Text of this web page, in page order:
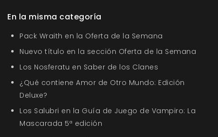
En la misma categoría
Pack Wraith en la Oferta de la Semana
Nuevo título en la sección Oferta de la Semana
Los Nosferatu en Saber de los Clanes
¿Qué contiene Amor de Otro Mundo: Edición
Deluxe?
Los Salubri en la Guía de Juego de Vampiro: La
Mascarada 5ª edición